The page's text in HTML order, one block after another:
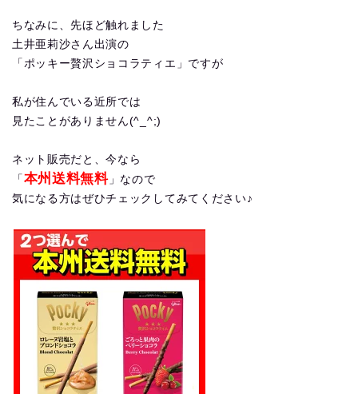
ちなみに、先ほど触れました
土井亜莉沙さん出演の
「ポッキー贅沢ショコラティエ」ですが
私が住んでいる近所では
見たことがありません(^_^;)
ネット販売だと、今なら
「 本州送料無料」なので
気になる方はぜひチェックしてみてください♪